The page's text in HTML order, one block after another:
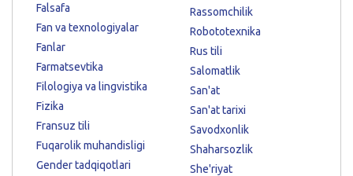
Falsafa
Fan va texnologiyalar
Fanlar
Farmatsevtika
Filologiya va lingvistika
Fizika
Fransuz tili
Fuqarolik muhandisligi
Gender tadqiqotlari
Rassomchilik
Robototexnika
Rus tili
Salomatlik
San'at
San'at tarixi
Savodxonlik
Shaharsozlik
She'riyat